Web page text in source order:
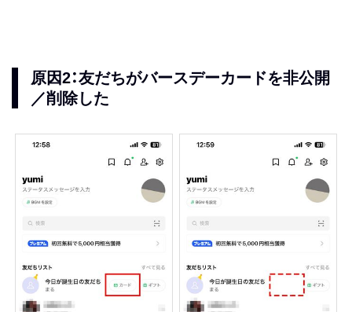
原因2：友だちがバースデーカードを非公開
／削除した